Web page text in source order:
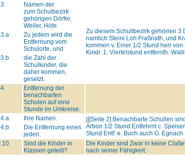
Namen der
zum Schulbezirk
gehörigen Dörfer,
Weiler, Höfe.
Zu diesem Schullbezirk gehörren 3
namlich Steini Loh Fraßnath, und
kommen v. Einer 1/2 Stund herr
Kindr. 1. Viertelstund entfernth.
Zu jedem wird die
Entfernung vom
Schulorte, und
die Zahl der
Schulkinder, die
daher kommen,
gesetzt.
Entfernung der
benachbarten
Schulen auf eine
Stunde im Umkreise.
Ihre Namen.
||[Seite 2] Benachbarte Schullen
Arbon 1/2 Stund Entfehrnt c.
Stund Entf: e. Buch auch G. Egnach
Die Entfernung eines
jeden.
Sind die Kinder in
Klassen geteilt?
Die Kinder sind Zwar in keine
nach seiner Fähigkeit: